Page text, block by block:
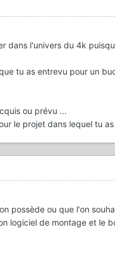
dans l'univers du 4k
tu as entrevu pour un
ou prévu ...
le projet dans lequel tu
possède ou que l'on
logiciel de montage et le